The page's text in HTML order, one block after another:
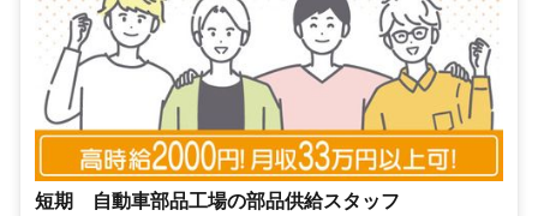
短期 自動車部品工場の部品供給スタッフ